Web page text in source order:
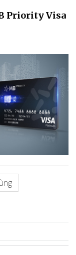
Priority Visa